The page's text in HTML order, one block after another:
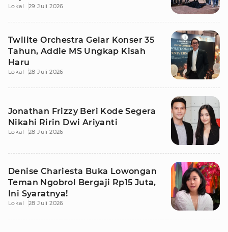
Lokal 29 Juli 2026
Twilite Orchestra Gelar Konser 35
Tahun, Addie MS Ungkap Kisah
Haru
Lokal 28 Juli 2026
Jonathan Frizzy Beri Kode Segera
Nikahi Ririn Dwi Ariyanti
Lokal 28 Juli 2026
Denise Chariesta Buka Lowongan
Teman Ngobrol Bergaji Rp15 Juta,
Ini Syaratnya!
Lokal 28 Juli 2026